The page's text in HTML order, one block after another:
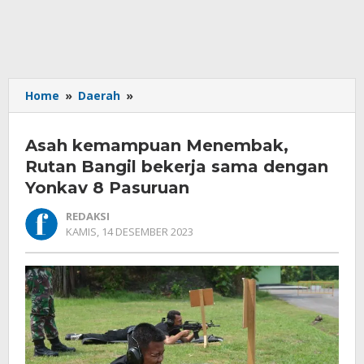
Home » Daerah »
kemampuan
Rutan
Bangil
sama
Yonkav
8
Pasuruan
Asah kemampuan Menembak,
Rutan Bangil bekerja sama dengan
Yonkav 8 Pasuruan
REDAKSI
KAMIS, 14 DESEMBER 2023